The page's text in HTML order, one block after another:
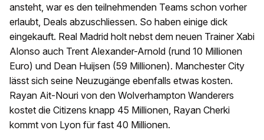
ansteht, war es den teilnehmenden Teams schon vorher
erlaubt, Deals abzuschliessen. So haben einige dick
eingekauft. Real Madrid holt nebst dem neuen Trainer Xabi
Alonso auch Trent Alexander-Arnold (rund 10 Millionen
Euro) und Dean Huijsen (59 Millionen). Manchester City
lässt sich seine Neuzugänge ebenfalls etwas kosten.
Rayan Ait-Nouri von den Wolverhampton Wanderers
kostet die Citizens knapp 45 Millionen, Rayan Cherki
kommt von Lyon für fast 40 Millionen.